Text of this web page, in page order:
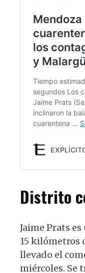
Distrito
Jaime Prats
15 kilómetros
llevado el
miércoles. Se